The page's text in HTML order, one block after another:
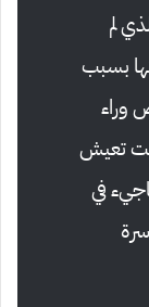
لم
بسبب
وراء
وكانت تعيش
في